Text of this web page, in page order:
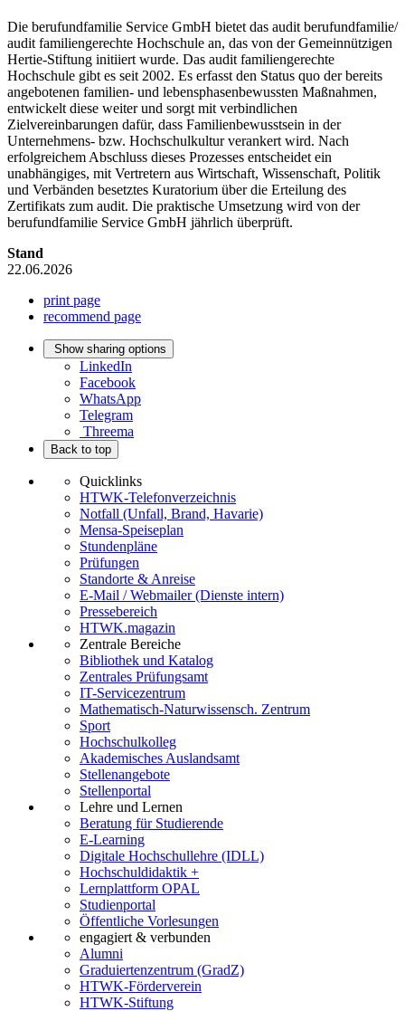
Die berufundfamilie Service GmbH bietet das audit berufundfamilie/
audit familiengerechte Hochschule an, das von der Gemeinnützigen
Hertie-Stiftung initiiert wurde. Das audit familiengerechte
Hochschule gibt es seit 2002. Es erfasst den Status quo der bereits
angebotenen familien- und lebensphasenbewussten Maßnahmen,
entwickelt diese weiter und sorgt mit verbindlichen
Zielvereinbarungen dafür, dass Familienbewusstsein in der
Unternehmens- bzw. Hochschulkultur verankert wird. Nach
erfolgreichem Abschluss dieses Prozesses entscheidet ein
unabhängiges, mit Vertretern aus Wirtschaft, Wissenschaft, Politik
und Verbänden besetztes Kuratorium über die Erteilung des
Zertifikats zum audit. Die praktische Umsetzung wird von der
berufundfamilie Service GmbH jährlich überprüft.
Stand
22.06.2026
print page
recommend page
Show sharing options
LinkedIn
Facebook
WhatsApp
Telegram
Threema
Back to top
Quicklinks
HTWK-Telefonverzeichnis
Notfall (Unfall, Brand, Havarie)
Mensa-Speiseplan
Stundenpläne
Prüfungen
Standorte & Anreise
E-Mail / Webmailer (Dienste intern)
Pressebereich
HTWK.magazin
Zentrale Bereiche
Bibliothek und Katalog
Zentrales Prüfungsamt
IT-Servicezentrum
Mathematisch-Naturwissensch. Zentrum
Sport
Hochschulkolleg
Akademisches Auslandsamt
Stellenangebote
Stellenportal
Lehre und Lernen
Beratung für Studierende
E-Learning
Digitale Hochschullehre (IDLL)
Hochschuldidaktik +
Lernplattform OPAL
Studienportal
Öffentliche Vorlesungen
engagiert & verbunden
Alumni
Graduiertenzentrum (GradZ)
HTWK-Förderverein
HTWK-Stiftung